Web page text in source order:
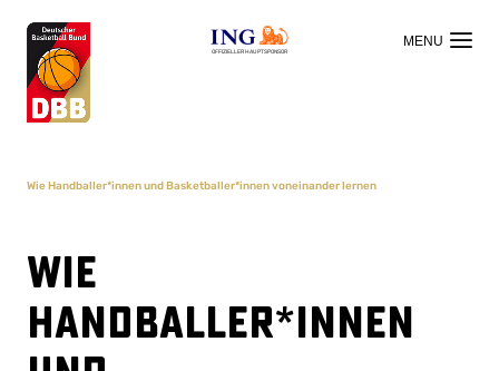
OFFIZIELLER HAUPTSPONSOR
Wie Handballer*innen und Basketballer*innen voneinander lernen
Wie
Handballer*innen